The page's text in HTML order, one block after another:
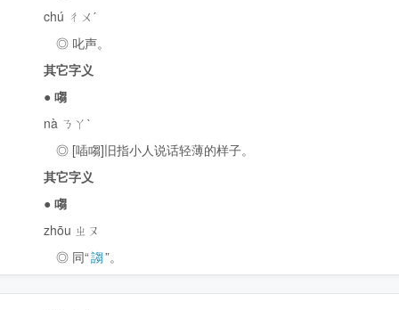
chú ㄔㄨˊ
◎ 叱声。
其它字义
●㗙
nà ㄋㄚˋ
◎ [喢㗙]旧指小人说话轻薄的样子。
其它字义
●㗙
zhōu ㄓㄡ
◎ 同“謅”。